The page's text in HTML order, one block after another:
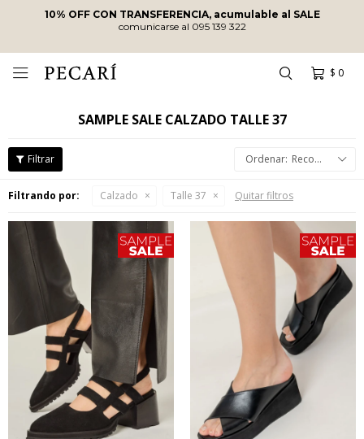
10% OFF CON TRANSFERENCIA, acumulable al SALE
comunicarse al 095 139 322
$ 0

SAMPLE SALE CALZADO TALLE 37
Recomendados
Filtrando por: Calzado Talle 37 Quitar filtros